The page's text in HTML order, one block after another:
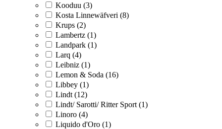
Kooduu (3)
Kosta Linnewäfveri (8)
Krups (2)
Lambertz (1)
Landpark (1)
Larq (4)
Leibniz (1)
Lemon & Soda (16)
Libbey (1)
Lindt (12)
Lindt/ Sarotti/ Ritter Sport (1)
Linoro (4)
Liquido d'Oro (1)